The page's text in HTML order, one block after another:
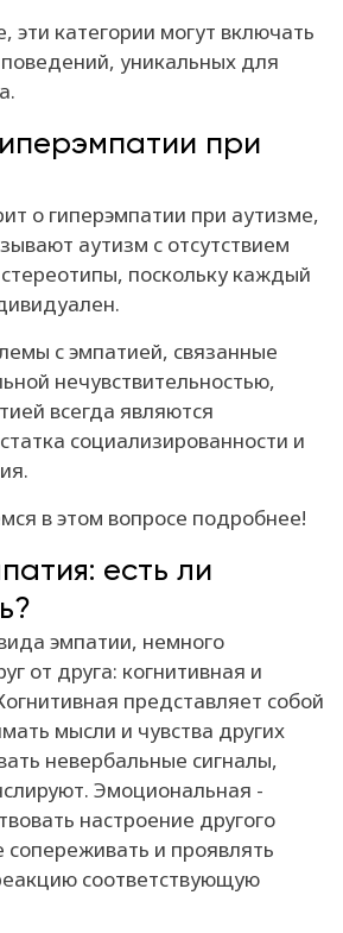
эти категории могут включать
уникальных для
при
о гиперэмпатии при аутизме,
аутизм с отсутствием
поскольку каждый
с эмпатией, связанные
нечувствительностью,
всегда являются
социализированности и
в этом вопросе подробнее!
есть ли
эмпатии, немного
от друга: когнитивная и
представляет собой
мысли и чувства других
невербальные сигналы,
Эмоциональная -
настроение другого
и проявлять
соответствующую